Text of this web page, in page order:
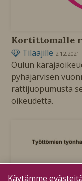
Kortittomalle
Tilaajille 2.12.2021
Oulun
pyhäjärvisen
rattijuopumusta
oikeudetta.
Käytämme